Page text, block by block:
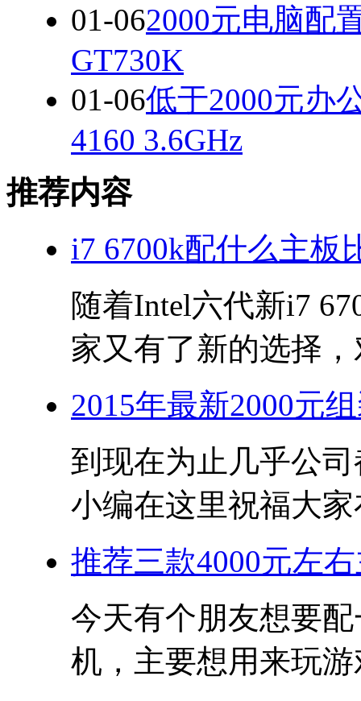
01-062000元电脑配
GT730K
01-06低于2000元办
4160 3.6GHz
推荐内容
i7 6700k配什么主板
随着Intel六代新i7
家又有了新的选择
2015年最新2000元
到现在为止几乎公
小编在这里祝福大
推荐三款4000元左
今天有个朋友想要
机，主要想用来玩